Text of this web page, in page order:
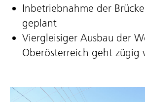
Inbetriebnahme der
geplant
Viergleisiger Ausbau der
Oberösterreich geht zügig